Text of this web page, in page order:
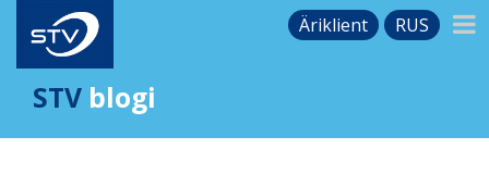
Äriklient RUS
STV blogi